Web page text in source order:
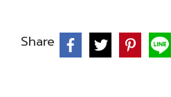
Share